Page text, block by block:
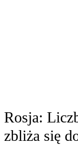
Rosja:
zbliża się